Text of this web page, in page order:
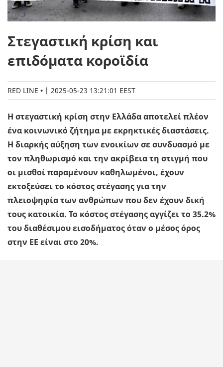
Στεγαστική κρίση και
επιδόµατα κοροϊδία
RED LINE | 2025-05-23 13:21:01 EEST
Η στεγαστική κρίση στην Ελλάδα αποτελεί πλέον
ένα κοινωνικό ζήτηµα µε εκρηκτικές διαστάσεις.
Η διαρκής αύξηση των ενοικίων σε συνδυασµό µε
τον πληθωρισµό και την ακρίβεια τη στιγµή που
οι µισθοί παραµένουν καθηλωµένοι, έχουν
εκτοξεύσει το κόστος στέγασης για την
πλειοψηφία των ανθρώπων που δεν έχουν δική
τους κατοικία. Το κόστος στέγασης αγγίζει το 35.2%
του διαθέσιµου εισοδήµατος όταν ο µέσος όρος
στην ΕΕ είναι στο 20%.